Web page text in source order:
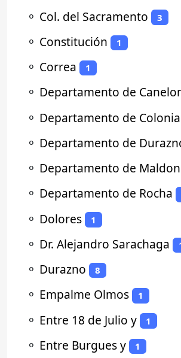
⚬ Col. del Sacramento 3
⚬ Constitución 1
⚬ Correa 1
⚬ Departamento de
⚬ Departamento de Colonia
⚬ Departamento de
⚬ Departamento de
⚬ Departamento de Rocha
⚬ Dolores 1
⚬ Dr. Alejandro Sarachaga
⚬ Durazno 8
⚬ Empalme Olmos 1
⚬ Entre 18 de Julio y 1
⚬ Entre Burgues y 1